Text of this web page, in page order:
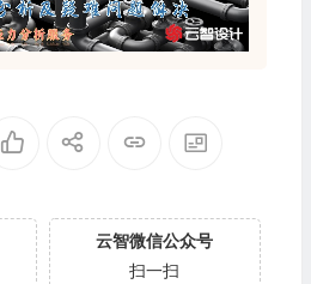
云智微信公众号
扫一扫